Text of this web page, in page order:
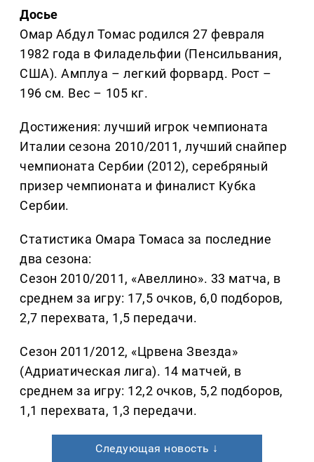
Досье
Омар Абдул Томас родился 27 февраля
1982 года в Филадельфии (Пенсильвания,
США). Амплуа – легкий форвард. Рост –
196 см. Вес – 105 кг.
Достижения: лучший игрок чемпионата
Италии сезона 2010/2011, лучший снайпер
чемпионата Сербии (2012), серебряный
призер чемпионата и финалист Кубка
Сербии.
Статистика Омара Томаса за последние
два сезона:
Сезон 2010/2011, «Авеллино». 33 матча, в
среднем за игру: 17,5 очков, 6,0 подборов,
2,7 перехвата, 1,5 передачи.
Сезон 2011/2012, «Црвена Звезда»
(Адриатическая лига). 14 матчей, в
среднем за игру: 12,2 очков, 5,2 подборов,
1,1 перехвата, 1,3 передачи.
Следующая новость ↓